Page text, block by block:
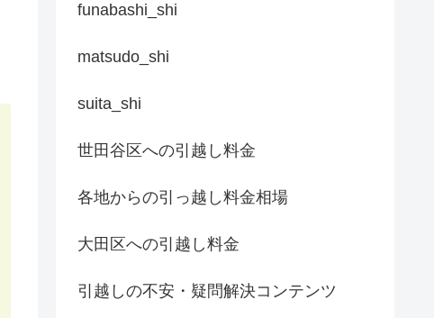
funabashi_shi
matsudo_shi
suita_shi
世田谷区への引越し料金
各地からの引っ越し料金相場
大田区への引越し料金
引越しの不安・疑問解決コンテンツ